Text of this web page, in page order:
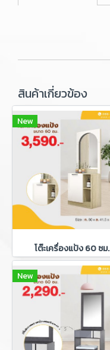
สินค้าเกี่ยวข้อง
New
โต๊ะเครื่องแป้ง 60 ซม.
New